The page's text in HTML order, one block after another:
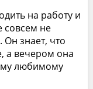
на работу и
совсем не
Он знает, что
а вечером она
любимому